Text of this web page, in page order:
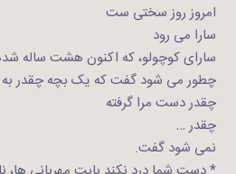
امروز روز سختی ست
سارا می رود
سارای کوچولو، که اکنون هشت ساله
چطور می شود گفت که یک بچه چقدر به
چقدر دست مرا گرفته
چقدر …
نمی شود گفت.